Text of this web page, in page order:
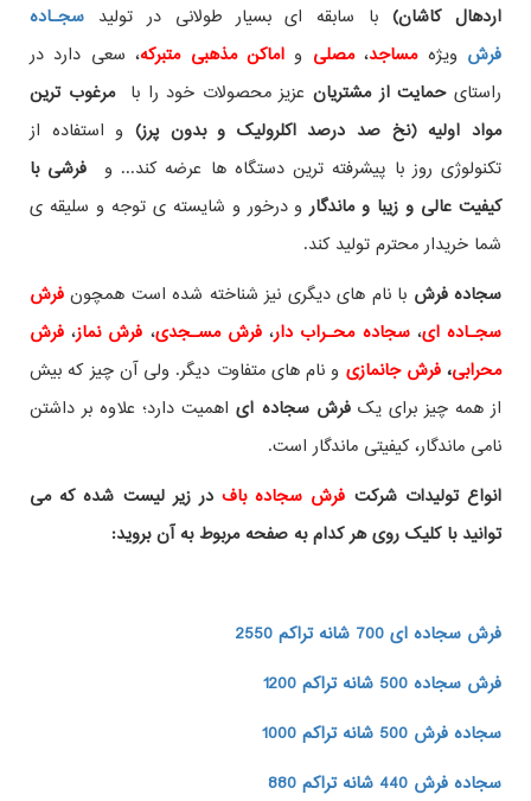
اردهال کاشان)با سابقه ای بسیار طولانی در تولید سجـاده
فرش ویژهمساجد،مصلی و اماکن مذهبی متبرکه، سعی دارد در
راستایحمایت از مشتریانعزیز محصولات خود را بامرغوب ترین
مواد اولیه (نخ صد درصد اکلرولیک و بدون پرز) و استفاده از
تکنولوژی روز با پیشرفته ترین دستگاه ها عرضه کند... و فرشی با
کیفیت عالی و زیبا و ماندگارو درخور و شایسته ی توجه و سلیقه ی
شما خریدار محترم تولید کند.
سجاده فرش با نام های دیگری نیز شناخته شده است همچونفرش
سجـاده ای، سجاده محـراب دار،فرش مسـجدی، فرش نماز، فرش
محرابی، فرش جانمازی و نام های متفاوت دیگر. ولی آن چیز که بیش
از همه چیز برای یکفرش سجاده ایاهمیت دارد؛ علاوه بر داشتن
نامی ماندگار، کیفیتی ماندگار است.
انواع تولیدات شرکت فرش سجاده بافدر زیر لیست شده که می
توانید با کلیک روی هر کدام به صفحه مربوط به آن بروید:
فرش سجاده ای 700 شانه تراکم 2550
فرش سجاده 500 شانه تراکم 1200
سجاده فرش 500 شانه تراکم 1000
سجاده فرش 440 شانه تراکم 880